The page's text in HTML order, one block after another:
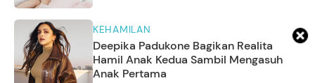
KEHAMILAN
Deepika Padukone Bagikan Realita
Hamil Anak Kedua Sambil Mengasuh
Anak Pertama